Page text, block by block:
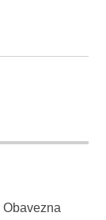
Obavezna